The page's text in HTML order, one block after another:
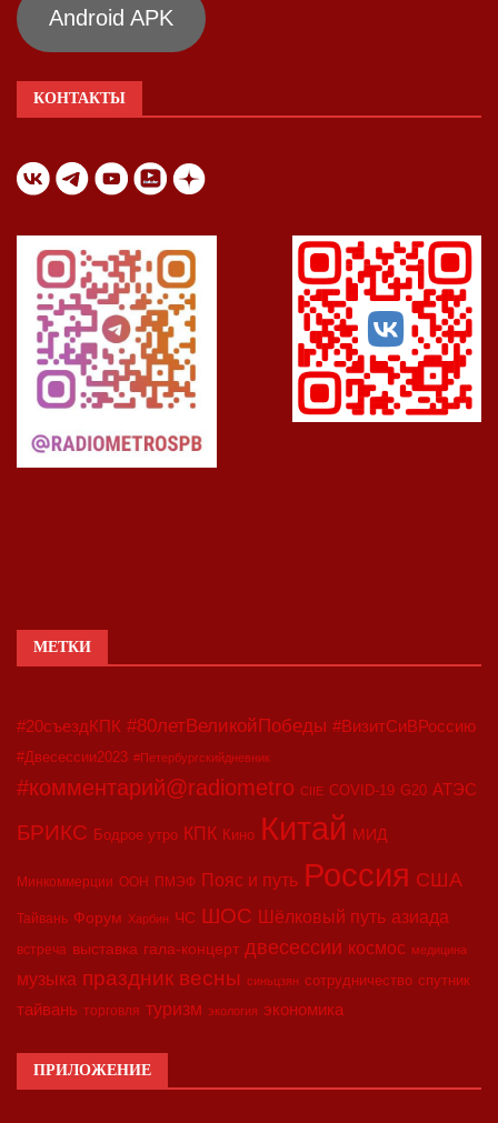
Android APK
КОНТАКТЫ
МЕТКИ
#20съездКПК #80летВеликойПобеды #ВизитСиВРоссию
#Двесессии2023 #Петербургскийдневник
#комментарий@radiometro CIIE COVID-19 G20 АТЭС
БРИКС Бодрое утро КПК Кино Китай МИД
Минкоммерции ООН ПМЭФ Пояс и путь Россия США
Тайвань Форум Харбин ЧС ШОС Шёлковый путь азиада
встреча выставка гала-концерт двесессии космос медицина
музыка праздник весны синьцзян сотрудничество спутник
тайвань торговля туризм экология экономика
ПРИЛОЖЕНИЕ